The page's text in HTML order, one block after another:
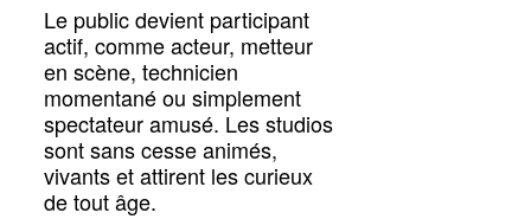
Le public devient participant
actif, comme acteur, metteur
en scène, technicien
momentané ou simplement
spectateur amusé. Les studios
sont sans cesse animés,
vivants et attirent les curieux
de tout âge.